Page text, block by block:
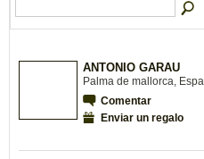
ANTONIO GARAU
Palma de mallorca,
Comentar
Enviar un regalo